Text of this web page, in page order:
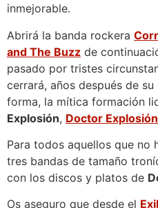
inmejorable.
Abrirá la banda rockera
and The Buzz de
pasado por tristes
cerrará, años después de
forma, la mítica formación
Explosión, Doctor Explosión
Para todos aquellos que no
tres bandas de tamaño
con los discos y platos de
Os aseguro que desde el